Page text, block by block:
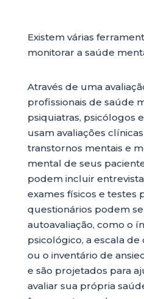
Existem várias
monitorar a saúde
Através de uma
profissionais de saúde
psiquiatras, psicólogos
usam avaliações
transtornos mentais e
mental de seus
podem incluir
exames físicos e testes
questionários podem
autoavaliação, como o
psicológico, a escala
ou o inventário de
e são projetados para
avaliar sua própria